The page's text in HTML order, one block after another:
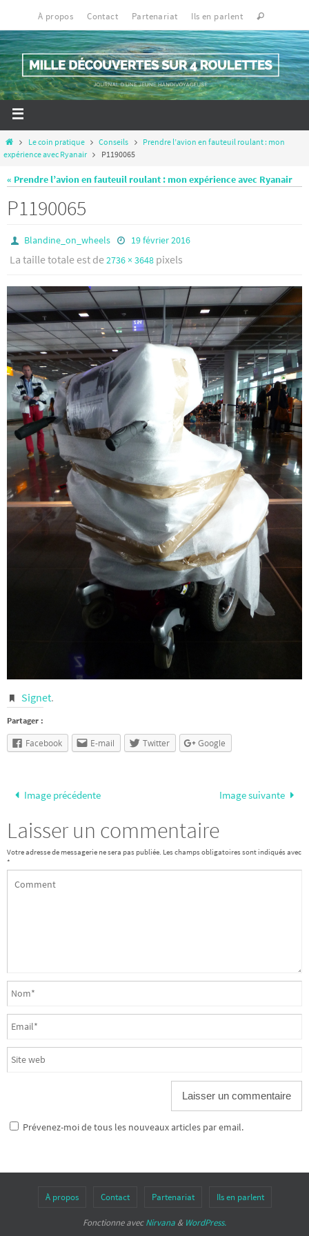
À propos Contact Partenariat Ils en parlent
Le coin pratique Conseils
Prendre l’avion en fauteuil roulant : mon
expérience avec Ryanair
P1190065
« Prendre l’avion en fauteuil roulant : mon expérience avec Ryanair
P1190065
Blandine_on_wheels 19 février 2016
La taille totale est de2736 × 3648 pixels
Signet.
Partager :
Facebook E-mail Twitter Google
Image précédente Image suivante
Laisser un commentaire
Votre adresse de messagerie ne sera pas publiée. Les champs obligatoires sont indiqués avec
*
Prévenez-moi de tous les nouveaux articles par email.
À propos Contact Partenariat Ils en parlent
Fonctionne avecNirvana & WordPress.